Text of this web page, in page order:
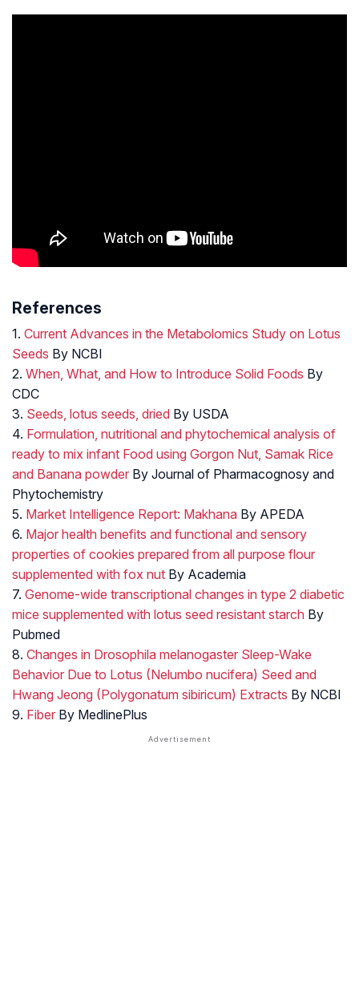
References
1. Current Advances in the Metabolomics Study on Lotus
Seeds By NCBI
2. When, What, and How to Introduce Solid Foods By
CDC
3. Seeds, lotus seeds, dried By USDA
4. Formulation, nutritional and phytochemical analysis of
ready to mix infant Food using Gorgon Nut, Samak Rice
and Banana powder By Journal of Pharmacognosy and
Phytochemistry
5. Market Intelligence Report: Makhana By APEDA
6. Major health benefits and functional and sensory
properties of cookies prepared from all purpose flour
supplemented with fox nut By Academia
7. Genome-wide transcriptional changes in type 2 diabetic
mice supplemented with lotus seed resistant starch By
Pubmed
8. Changes in Drosophila melanogaster Sleep-Wake
Behavior Due to Lotus (Nelumbo nucifera) Seed and
Hwang Jeong (Polygonatum sibiricum) Extracts By NCBI
9. Fiber By MedlinePlus